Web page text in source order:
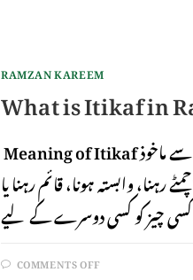
RAMZAN KAREEM
What is Itikaf in
Meaning of Itikaf اعتکاف عربی لفظ "عکف" سے ماخوذ
وابستہ ہونا، قائم رہنا یا
COMMENTS OFF